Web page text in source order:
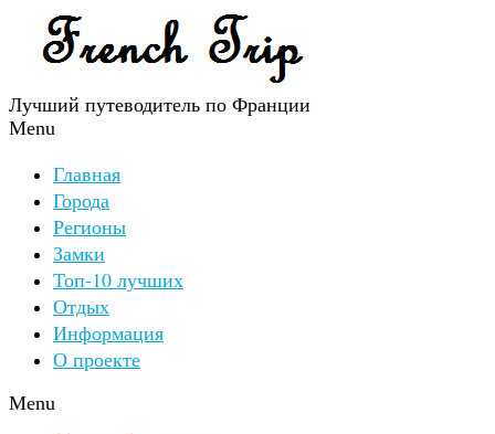
Лучший путеводитель по Франции
Menu
Главная
Города
Регионы
Замки
Топ-10 лучших
Отдых
Информация
О проекте
Menu